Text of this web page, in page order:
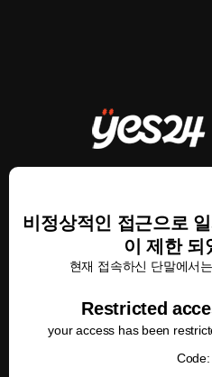
비정상적인 접근으로
이 제한 되
현재 접속하신 단말에서
Restricted
your access has been
Code: